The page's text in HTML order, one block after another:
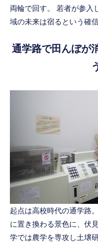
両輪で回す。 若者が参入
域の未来は宿るという確信
通学路で田んぼが
起点は高校時代の通学路
に置き換わる景色に、伏
学では農学を専攻し土壌